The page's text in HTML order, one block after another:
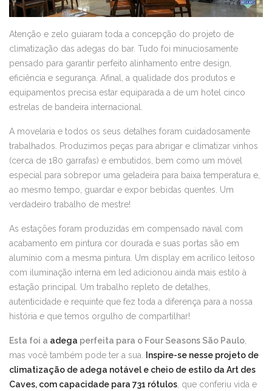
Atenção e zelo guiaram toda a concepção do projeto de
climatização das adegas do bar. Tudo foi minuciosamente
pensado para garantir perfeito alinhamento entre design,
eficiência e segurança. Afinal, a qualidade dos produtos e
equipamentos precisa estar equiparada a de um hotel cinco
estrelas de bandeira internacional.
A movelaria e todos os seus detalhes foram cuidadosamente
trabalhados. Produzimos peças para abrigar e climatizar vinhos
(cerca de 180 garrafas) e embutidos, bem como um móvel
especial para sobrepor uma geladeira para baixa temperatura e,
ao mesmo tempo, guardar e expor bebidas quentes. Um
verdadeiro trabalho de mestre!
As estações foram produzidas em compensado naval com
acabamento em pintura cor dourada e suas portas são em
alumínio com a mesma pintura. Um display em acrílico leitoso
com iluminação interna em led adicionou ainda mais estilo à
estação principal. Um trabalho repleto de detalhes,
autenticidade e requinte que fez toda a diferença para a nossa
história e que temos orgulho de compartilhar!
Esta foi a adega perfeita para o Four Seasons São Paulo
mas você também pode ter a sua.
Inspire-se nesse projeto de
climatização de adega notável e cheio de estilo da Art des
Caves, com capacidade para 731 rótulos , que conferiu vida e